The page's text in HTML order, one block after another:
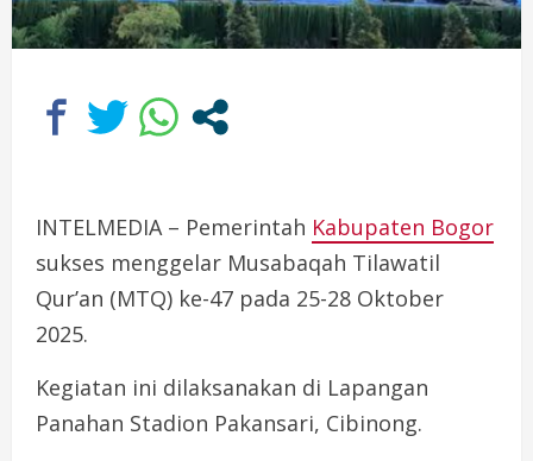
INTELMEDIA – Pemerintah Kabupaten Bogor
sukses menggelar Musabaqah Tilawatil
Qur’an (MTQ) ke-47 pada 25-28 Oktober
2025.
Kegiatan ini dilaksanakan di Lapangan
Panahan Stadion Pakansari, Cibinong.